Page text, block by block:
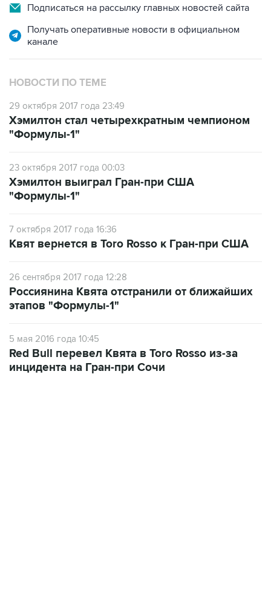
Подписаться на рассылку главных новостей сайта
Получать оперативные новости в официальном
канале
НОВОСТИ ПО ТЕМЕ
29 октября 2017 года 23:49
Хэмилтон стал четырехкратным чемпионом
"Формулы-1"
23 октября 2017 года 00:03
Хэмилтон выиграл Гран-при США
"Формулы-1"
7 октября 2017 года 16:36
Квят вернется в Toro Rosso к Гран-при США
26 сентября 2017 года 12:28
Россиянина Квята отстранили от ближайших
этапов "Формулы-1"
5 мая 2016 года 10:45
Red Bull перевел Квята в Toro Rosso из-за
инцидента на Гран-при Сочи